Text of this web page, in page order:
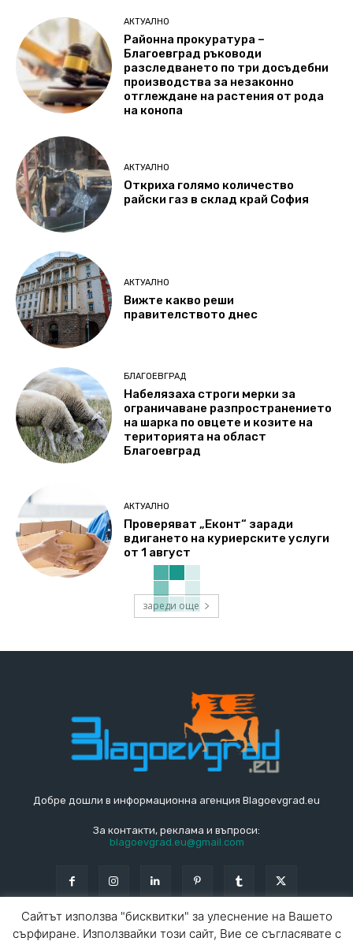
АКТУАЛНО
Районна прокуратура –
Благоевград ръководи
разследването по три досъдебни
производства за незаконно
отглеждане на растения от рода
на конопа
АКТУАЛНО
Откриха голямо количество
райски газ в склад край София
АКТУАЛНО
Вижте какво реши
правителството днес
БЛАГОЕВГРАД
Набелязаха строги мерки за
ограничаване разпространението
на шарка по овцете и козите на
територията на област
Благоевград
АКТУАЛНО
Проверяват „Еконт“ заради
вдигането на куриерските услуги
от 1 август
зареди още
Добре дошли в информационна агенция Blagoevgrad.eu
За контакти, реклама и въпроси:
blagoevgrad.eu@gmail.com
Сайтът използва "бисквитки" за улеснение на Вашето
сърфиране. Използвайки този сайт, Вие се съгласявате с